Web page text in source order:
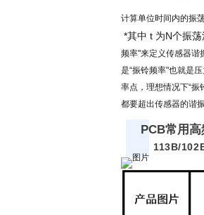
计算单位时间内的振
*其中 t 为N个振
频率"来定义传感器谐
是“振铃频率"也就是
率点，理想情况下“
都要超出传感器的谐
PCB常用
113B/